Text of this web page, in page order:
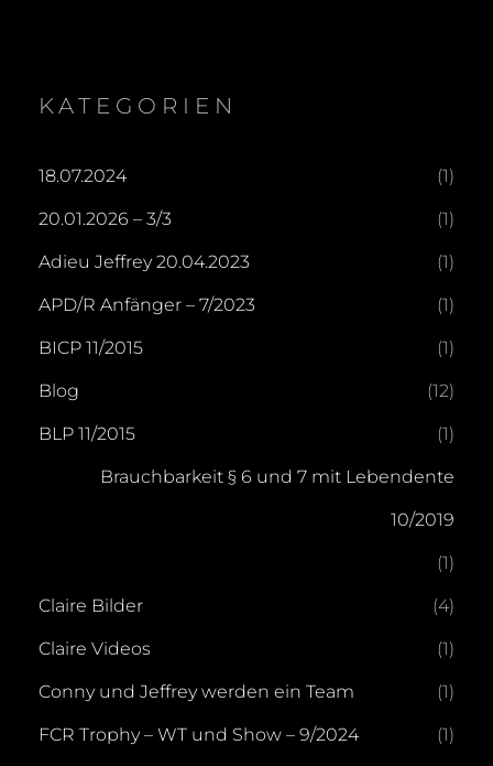
KATEGORIEN
18.07.2024 (1)
20.01.2026 – 3/3 (1)
Adieu Jeffrey 20.04.2023 (1)
APD/R Anfänger – 7/2023 (1)
BICP 11/2015 (1)
Blog (12)
BLP 11/2015 (1)
Brauchbarkeit § 6 und 7 mit Lebendente
10/2019
(1)
Claire Bilder (4)
Claire Videos (1)
Conny und Jeffrey werden ein Team (1)
FCR Trophy – WT und Show – 9/2024 (1)